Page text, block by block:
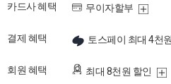
카드사 혜택 무이자할부
결제 혜택 토스페이 최대 4천
회원 혜택 최대 8천원 할인